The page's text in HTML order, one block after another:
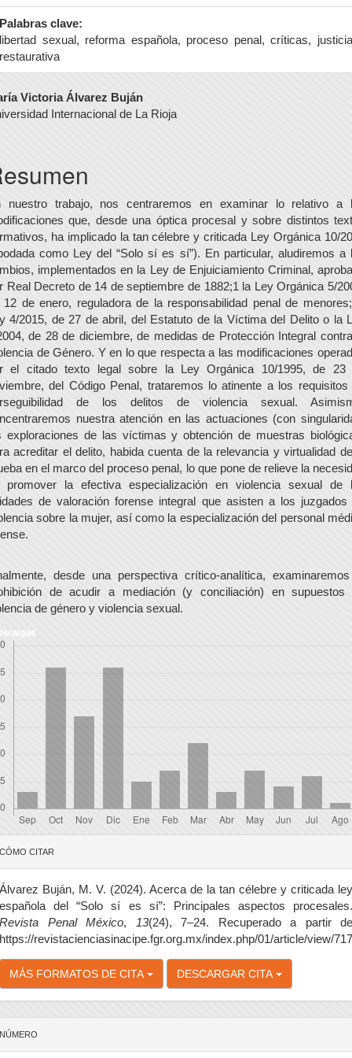
Palabras clave:
libertad sexual, reforma española, proceso penal, críticas, justicia
restaurativa
Victoria Álvarez Buján
Internacional de La Rioja
nuestro trabajo, nos centraremos en examinar lo relativo a
que, desde una óptica procesal y sobre distintos
ha implicado la tan célebre y criticada Ley Orgánica 10/
como Ley del “Solo sí es sí”). En particular, aludiremos a
implementados en la Ley de Enjuiciamiento Criminal,
Real Decreto de 14 de septiembre de 1882;1 la Ley Orgánica 5/
12 de enero, reguladora de la responsabilidad penal de
4/2015, de 27 de abril, del Estatuto de la Víctima del Delito o la
de 28 de diciembre, de medidas de Protección Integral
de Género. Y en lo que respecta a las modificaciones
el citado texto legal sobre la Ley Orgánica 10/1995, de 23
del Código Penal, trataremos lo atinente a los requisitos
de los delitos de violencia sexual.
nuestra atención en las actuaciones (con
exploraciones de las víctimas y obtención de muestras
acreditar el delito, habida cuenta de la relevancia y virtualidad
en el marco del proceso penal, lo que pone de relieve la
promover la efectiva especialización en violencia sexual de
de valoración forense integral que asisten a los juzgados
sobre la mujer, así como la especialización del personal
desde una perspectiva crítico-analítica,
de acudir a mediación (y conciliación) en supuestos
de género y violencia sexual.
CÓMO CITAR
Álvarez Buján, M. V. (2024). Acerca de la tan célebre y criticada ley
española del “Solo sí es sí”: Principales aspectos procesales.
Revista Penal México, 13(24), 7–24. Recuperado a partir de
https://revistacienciasinacipe.fgr.org.mx/index.php/01/article/view/717
MÁS FORMATOS DE CITA DESCARGAR CITA
NÚMERO